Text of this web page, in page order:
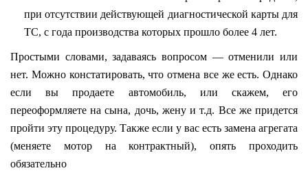
при отсутствии действующей диагностической карты для
ТС, с года производства которых прошло более 4 лет.
Простыми словами, задаваясь вопросом — отменили или
нет. Можно констатировать, что отмена все же есть. Однако
если вы продаете автомобиль, или скажем, его
переоформляете на сына, дочь, жену и т.д. Все же придется
пройти эту процедуру. Также если у вас есть замена агрегата
(меняете мотор на контрактный), опять проходить
обязательно